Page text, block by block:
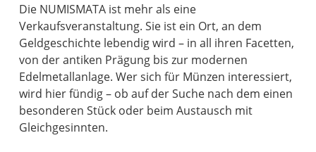
Die NUMISMATA ist mehr als eine
Verkaufsveranstaltung. Sie ist ein Ort, an dem
Geldgeschichte lebendig wird – in all ihren Facetten,
von der antiken Prägung bis zur modernen
Edelmetallanlage. Wer sich für Münzen interessiert,
wird hier fündig – ob auf der Suche nach dem einen
besonderen Stück oder beim Austausch mit
Gleichgesinnten.